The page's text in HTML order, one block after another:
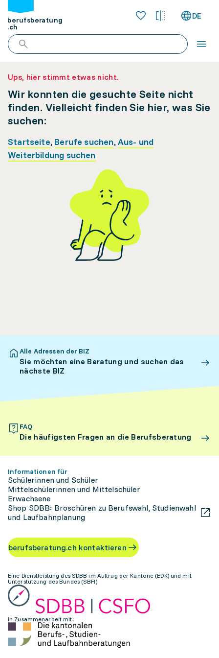
berufsberatung
.ch
DE
Ups, hier stimmt etwas nicht.
Wir konnten die gesuchte Seite nicht
finden. Vielleicht finden Sie hier, was Sie
suchen:
Startseite, Berufe suchen,Aus- und
Weiterbildung suchen
Alle Adressen der BIZ
Sie möchten eine Beratung und suchen das
nächste BIZ
FAQ
Die häufigsten Fragen an die Berufsberatung
Informationen für
Schülerinnen und Schüler
Mittelschülerinnen und Mittelschüler
Erwachsene
Shop SDBB: Broschüren zu Berufswahl, Studienwahl
und Laufbahnplanung
berufsberatung.ch kontaktieren
Eine Dienstleistung des SDBB im Auftrag der Kantone (EDK) und mit
Unterstützung des Bundes (SBFI)
In Zusammenarbeit mit: